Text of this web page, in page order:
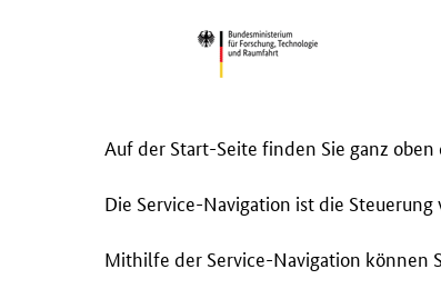
Auf der Start-Seite finden Sie ganz
Die Service-Navigation ist die
Mithilfe der Service-Navigation können